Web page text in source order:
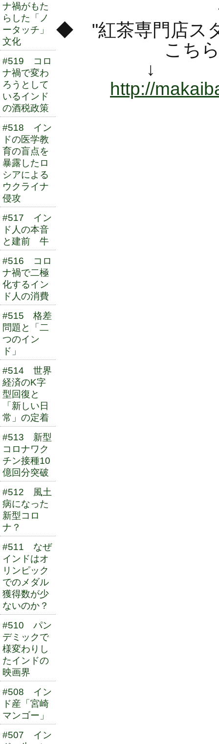
ナ禍がもた
らした「ノ
ータッチ」
文化
#519 コロ
ナ禍で変わ
ろうとして
いるインド
の酒税政策
#518 イン
ドの医学教
育の盲点を
暴露したロ
シアによる
ウクライナ
侵攻
#517 イン
ド人の本音
と建前 牛
#516 コロ
ナ禍で二極
化するイン
ド人の消費
#515 格差
問題と「二
つのイン
ド」
#514 世界
経済のK字
型回復と
「新しい日
常」の定着
#513 新型
コロナワク
チン接種10
億回分突破
#512 風土
病になった
新型コロ
ナ？
#511 なぜ
インドはオ
リンピック
でのメダル
獲得数が少
ないのか？
#510 パン
デミックで
様変わりし
たインドの
映画界
#508 イン
ド産「宮崎
マンゴー」
#507 イン
◆ "紅茶専門店ス
こちらのブ
↓
http://